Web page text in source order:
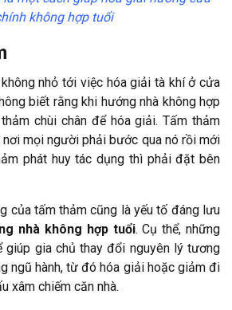
không hợp tuổi
nhỏ tới việc hóa giải tà khí ở cửa
biết rằng khi hướng nhà không hợp
chùi chân để hóa giải. Tấm thảm
mọi người phải bước qua nó rồi mới
phát huy tác dụng thì phải đặt bên
của tấm thảm cũng là yếu tố đáng lưu
nhà không hợp tuổi. Cụ thể, những
giúp gia chủ thay đổi nguyên lý tương
ngũ hành, từ đó hóa giải hoặc giảm đi
xâm chiếm căn nhà.